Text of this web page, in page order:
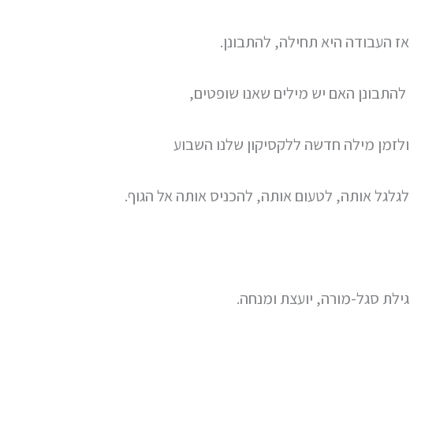
אז העבודה היא תחילה, להתבונן.
להתבונן האם יש מילים שאנו שופטים,
ולזמן מילה חדשה ללקסיקון שלנו השבוע
לגלגל אותה, לטעום אותה, להכניס אותה אל הגוף.
גילת סגל-מורה, יועצת ומנחה.